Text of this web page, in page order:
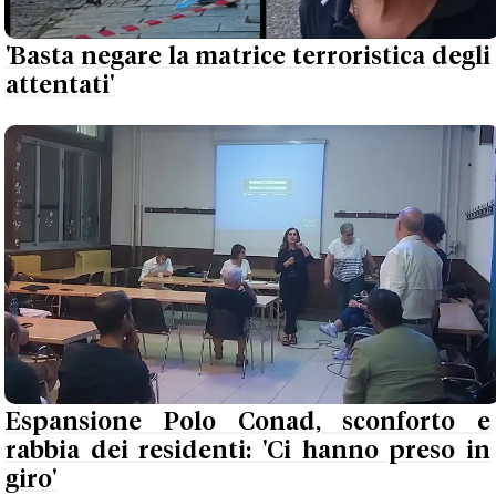
'Basta negare la matrice terroristica degli
attentati'
Espansione Polo Conad, sconforto e
rabbia dei residenti: 'Ci hanno preso in
giro'